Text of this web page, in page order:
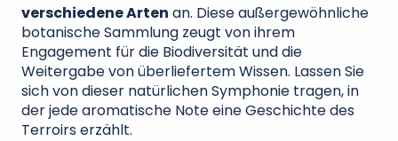
verschiedene Arten an. Diese außergewöhnliche
botanische Sammlung zeugt von ihrem
Engagement für die Biodiversität und die
Weitergabe von überliefertem Wissen. Lassen Sie
sich von dieser natürlichen Symphonie tragen, in
der jede aromatische Note eine Geschichte des
Terroirs erzählt.